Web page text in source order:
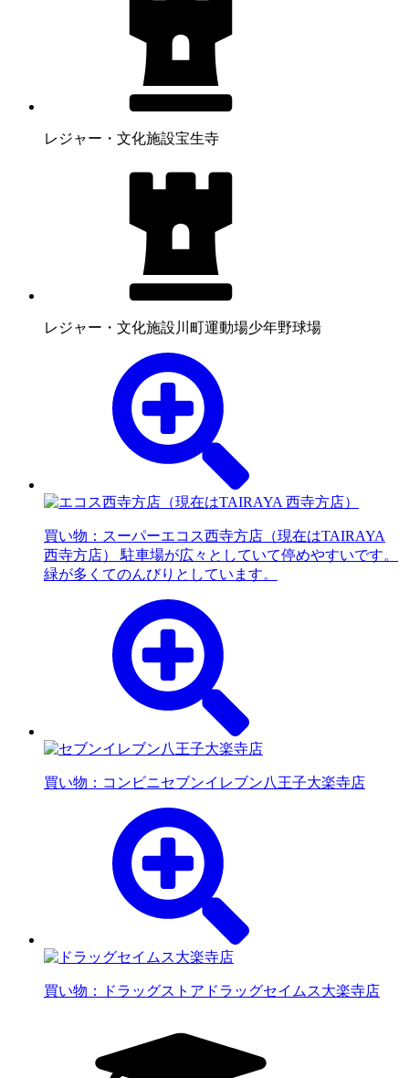
レジャー・文化施設宝生寺
レジャー・文化施設 川町運動場少年野球場
買い物：スーパーエコス西寺方店（現在はTAIRAYA
西寺方店） 駐車場が広々としていて停めやすいです。
緑が多くてのんびりとしています。
買い物：コンビニセブンイレブン八王子大楽寺店
買い物：ドラッグストア ドラッグセイムス大楽寺店